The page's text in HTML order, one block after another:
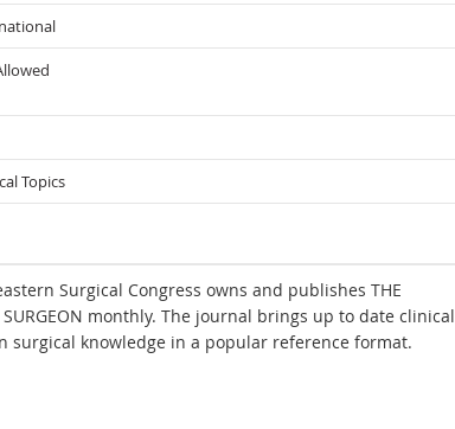
Topics
Surgical Congress owns and publishes THE
SURGEON monthly. The journal brings up to date clinical
surgical knowledge in a popular reference format.